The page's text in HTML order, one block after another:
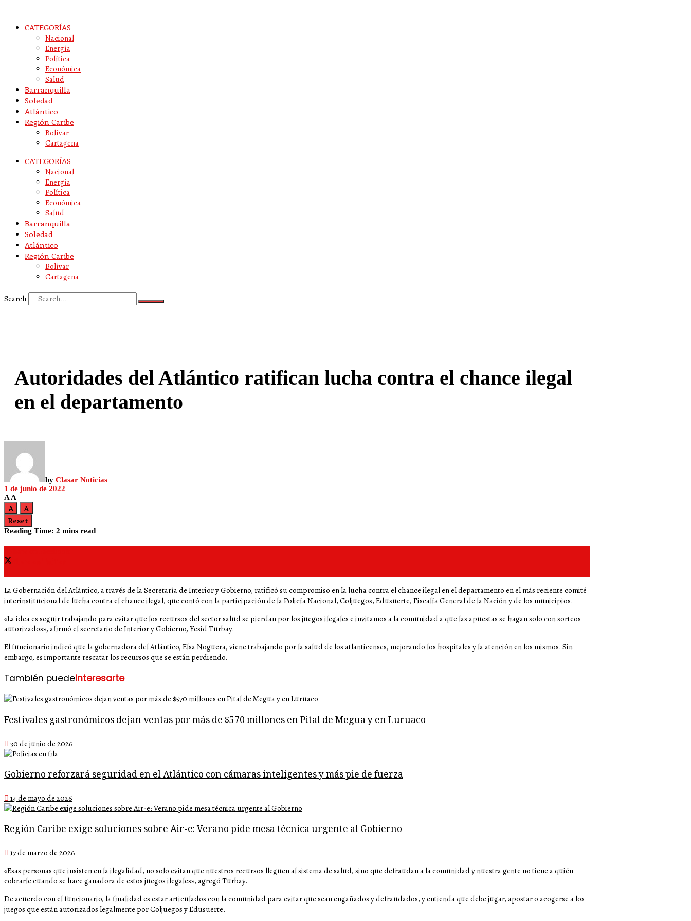
CATEGORÍAS
Nacional
Energía
Política
Económica
Salud
Barranquilla
Soledad
Atlántico
Región Caribe
Bolívar
Cartagena
CATEGORÍAS
Nacional
Energía
Política
Económica
Salud
Barranquilla
Soledad
Atlántico
Región Caribe
Bolívar
Cartagena
Search
Autoridades del Atlántico ratifican lucha contra el chance ilegal
en el departamento
by Clasar Noticias
1 de junio de 2022
AA
A
A
Reset
Reading Time: 2 mins read
La Gobernación del Atlántico, a través de la Secretaría de Interior y Gobierno, ratificó su compromiso en la lucha contra el chance ilegal en el departamento en el más reciente comité
interinstitucional de lucha contra el chance ilegal, que contó con la participación de la Policía Nacional, Coljuegos, Edusuerte, Fiscalía General de la Nación y de los municipios.
«La idea es seguir trabajando para evitar que los recursos del sector salud se pierdan por los juegos ilegales e invitamos a la comunidad a que las apuestas se hagan solo con sorteos
autorizados», afirmó el secretario de Interior y Gobierno, Yesid Turbay.
El funcionario indicó que la gobernadora del Atlántico, Elsa Noguera, viene trabajando por la salud de los atlanticenses, mejorando los hospitales y la atención en los mismos. Sin
embargo, es importante rescatar los recursos que se están perdiendo.
También puedeInteresarte
Festivales gastronómicos dejan ventas por más de $570 millones en Pital de Megua y en Luruaco
30 de junio de 2026
Gobierno reforzará seguridad en el Atlántico con cámaras inteligentes y más pie de fuerza
14 de mayo de 2026
Región Caribe exige soluciones sobre Air-e: Verano pide mesa técnica urgente al Gobierno
17 de marzo de 2026
«Esas personas que insisten en la ilegalidad, no solo evitan que nuestros recursos lleguen al sistema de salud, sino que defraudan a la comunidad y nuestra gente no tiene a quién
cobrarle cuando se hace ganadora de estos juegos ilegales», agregó Turbay.
De acuerdo con el funcionario, la finalidad es estar articulados con la comunidad para evitar que sean engañados y defraudados, y entienda que debe jugar, apostar o acogerse a los
juegos que están autorizados legalmente por Coljuegos y Edusuerte.